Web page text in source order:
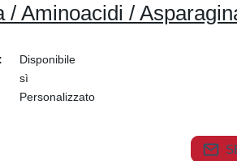
/ Aminoacidi /
Disponibile
sì
Personalizzato